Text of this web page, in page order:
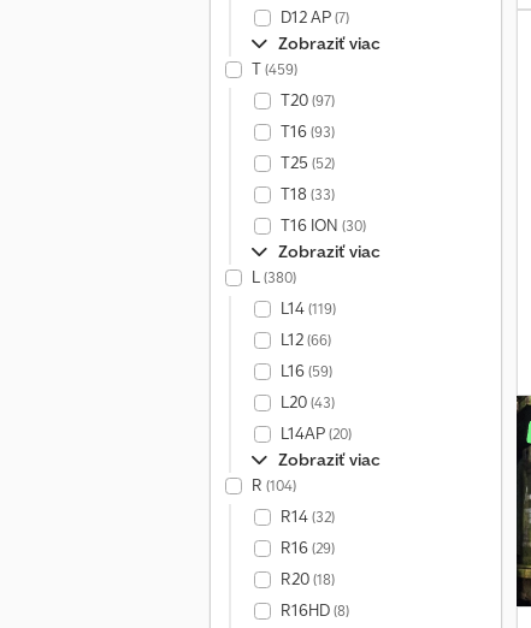
D12 AP(7)
Zobraziť viac
T(459)
T20(97)
T16(93)
T25 (52)
T18 (33)
T16 ION (30)
Zobraziť viac
L(380)
L14(119)
L12(66)
L16(59)
L20(43)
L14AP(20)
Zobraziť viac
R (104)
R14(32)
R16(29)
R20(18)
R16HD(8)